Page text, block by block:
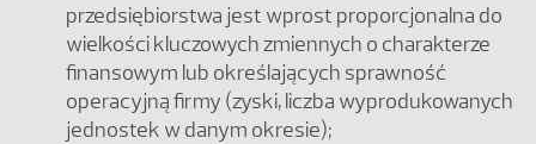
przedsiębiorstwa jest wprost proporcjonalna do
wielkości kluczowych zmiennych o charakterze
finansowym lub określających sprawność
operacyjną firmy (zyski, liczba wyprodukowanych
jednostek w danym okresie);